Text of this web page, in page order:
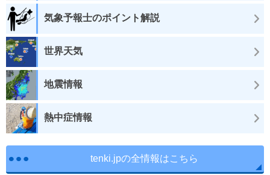
気象予報士のポイント解説
世界天気
地震情報
熱中症情報
tenki.jpの全情報はこちら